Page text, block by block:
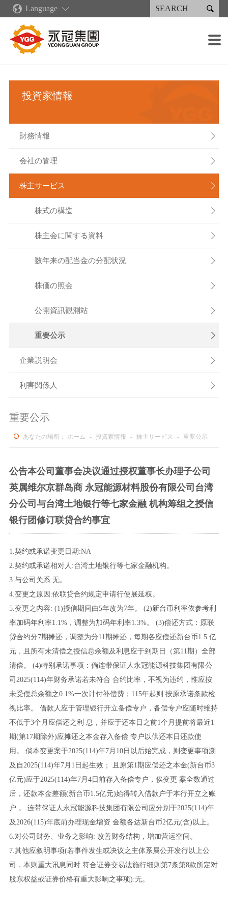
 Language
企業概要
永冠集団の沿革
ニュース
企業文化
デジタル化発展計画
再生可能エネルギー
射出成型機類
永続報告書
人権政策
財務情報
株主サービス
各職種の募集概要
報酬と福利厚生
鋳造設備
溶接設備

投資家情報
財務情報 
会社の管理 
株主サービス 

株式の構造

株主会に関する資料

数年来の配当金の分配状況

株価の照会

公開資訊觀測站

重要公示
企業説明会 
利害関係人 
重要公示
あなたの場所： ホーム - 投資家情報 - 株主サービス - 重要公示
公告本公司董事会决议通过授权董事长办理子公司
英属维尔京群岛商 永冠能源材料股份有限公司台湾
分公司与台湾土地银行等七家金融 机构筹组之授信
银行团修订联贷合约事宜
1.契约或承诺变更日期:NA
2.契约或承诺相对人:台湾土地银行等七家金融机构。
3.与公司关系:无。
4.变更之原因:依联贷合约规定申请行使展延权。
5.变更之内容: (1)授信期间由5年改为7年。 (2)新台币利率依参考利
率加码年利率1.1%，调整为加码年利率1.3%。 (3)偿还方式：原联
贷合约分7期摊还，调整为分11期摊还，每期各应偿还新台币1.5 亿
元，且所有未清偿之授信总余额及利息应于到期日（第11期）全部
清偿。 (4)特别承诺事项：倘连带保证人永冠能源科技集团有限公
司2025(114)年财务承诺若未符合 合约比率，不视为违约，惟应按
未受偿总余额之0.1%一次计付补偿费；115年起则 按原承诺条款检
视比率。 借款人应于管理银行开立备偿专户，备偿专户应随时维持
不低于3个月应偿还之利 息，并应于还本日之前1个月提前将最近1
期(第17期除外)应摊还之本金存入备偿 专户以供还本日还款使
用。 倘本变更案于2025(114)年7月10日以后始完成，则变更事项溯
及自2025(114)年7月1日起生效； 且原第1期应偿还之本金(新台币3
亿元)应于2025(114)年7月4日前存入备偿专户，俟变更 案全数通过
后，还款本金差额(新台币1.5亿元)始得转入借款户于本行开立之账
户 。 连带保证人永冠能源科技集团有限公司应分别于2025(114)年
及2026(115)年底前办理现金增资 金额各达新台币2亿元(含)以上。
6.对公司财务、业务之影响: 改善财务结构，增加营运空间。
7.其他应叙明事项(若事件发生或决议之主体系属公开发行以上公
司，本则重大讯息同时 符合证券交易法施行细则第7条第8款所定对
股东权益或证券价格有重大影响之事项):无。